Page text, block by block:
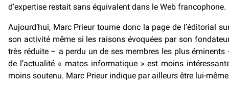
d’expertise restait sans équivalent dans le Web francophone.
Aujourd’hui, Marc Prieur tourne donc la page de l’éditorial
son activité même si les raisons évoquées par son
très réduite – a perdu un de ses membres les plus
de l’actualité « matos informatique » est moins
moins soutenu. Marc Prieur indique par ailleurs être lui-